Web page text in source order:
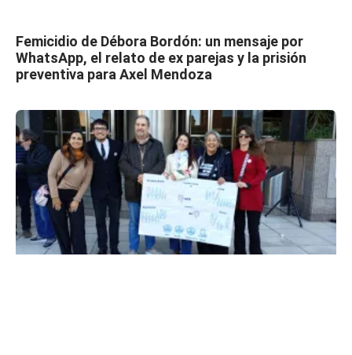
Femicidio de Débora Bordón: un mensaje por
WhatsApp, el relato de ex parejas y la prisión
preventiva para Axel Mendoza